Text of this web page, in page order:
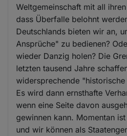
Weltgemeinschaft mit all
dass Überfalle belohnt
Deutschlands bieten wir an,
Ansprüche" zu bedienen?
wieder Danzig holen? Die
letzten tausend Jahre
widersprechende "historische
Es wird dann ernsthafte
wenn eine Seite davon
gewinnen kann. Momentan
und wir können als